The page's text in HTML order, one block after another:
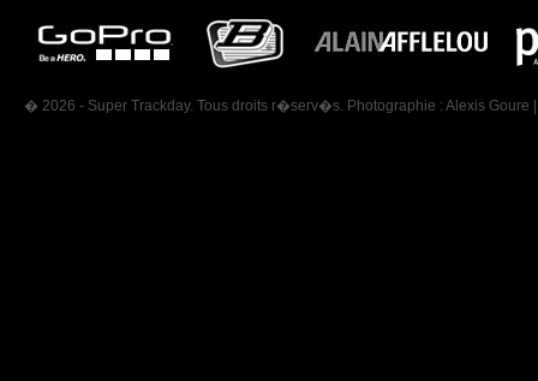
� 2026 - Super Trackday. Tous droits r�serv�s. Photographie : Alexis Goure